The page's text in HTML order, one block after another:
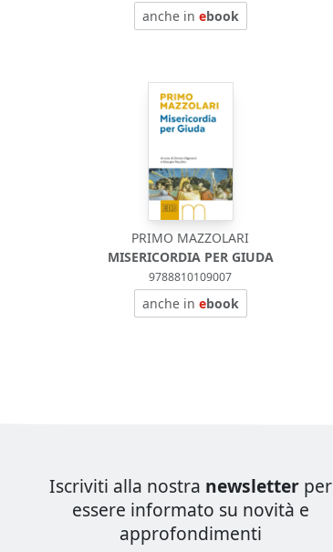
anche in ebook
PRIMO MAZZOLARI
MISERICORDIA PER GIUDA
9788810109007
anche in ebook
Iscriviti alla nostra newsletter per
essere informato su novità e
approfondimenti